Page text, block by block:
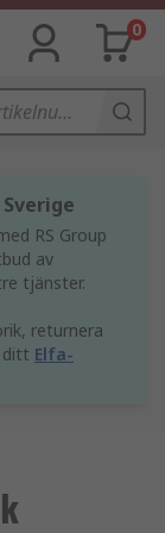
0
RS Group
av
tjänster.
returnera
ditt Elfa-